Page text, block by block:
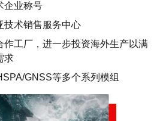
企业称号
技术销售服务中心
工厂，进一步投资海外生产以满
求
GNSS等多个系列模组